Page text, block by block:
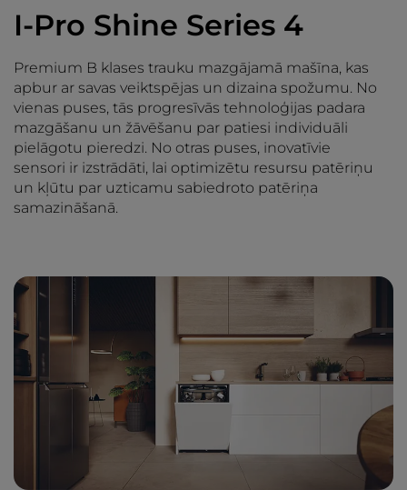
I-Pro Shine Series 4
Premium B klases trauku mazgājamā mašīna, kas
apbur ar savas veiktspējas un dizaina spožumu. No
vienas puses, tās progresīvās tehnoloģijas padara
mazgāšanu un žāvēšanu par patiesi individuāli
pielāgotu pieredzi. No otras puses, inovatīvie
sensori ir izstrādāti, lai optimizētu resursu patēriņu
un kļūtu par uzticamu sabiedroto patēriņa
samazināšanā.